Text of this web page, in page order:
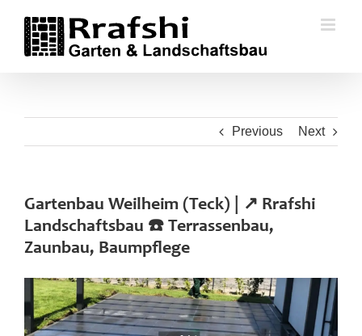
content
Previous Next
Gartenbau Weilheim (Teck) | ↗️ Rrafshi
Landschaftsbau ☎️ Terrassenbau,
Zaunbau, Baumpflege